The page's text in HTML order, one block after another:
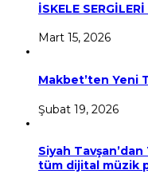
İSKELE
Mart 15, 2026
Makbet’ten Yeni
Şubat 19, 2026
Siyah
tüm dijital müzik